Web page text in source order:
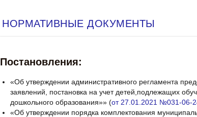
НОРМАТИВНЫЕ ДОКУМЕНТЫ
Постановления:
«Об утверждении административного регламента
заявлений, постановка на учет детей,подлежащих
дошкольного образования»» (от 27.01.2021 №031-06-
«Об утверждении порядка комплектования